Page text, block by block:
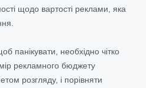
щодо вартості реклами, яка
панікувати, необхідно чітко
рекламного бюджету
розгляду, і порівняти